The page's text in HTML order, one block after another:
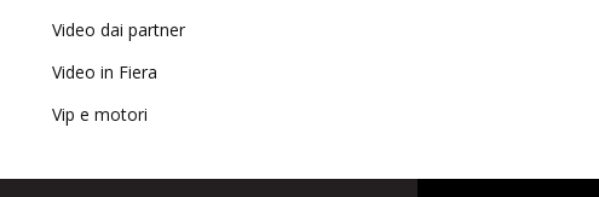
Video dai partner
Video in Fiera
Vip e motori